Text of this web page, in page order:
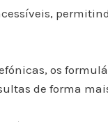
os
de forma